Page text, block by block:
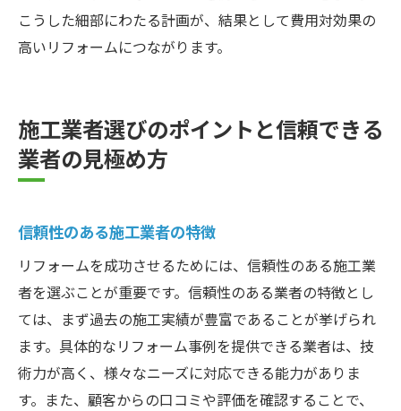
こうした細部にわたる計画が、結果として費用対効果の
高いリフォームにつながります。
施工業者選びのポイントと信頼できる
業者の見極め方
信頼性のある施工業者の特徴
リフォームを成功させるためには、信頼性のある施工業
者を選ぶことが重要です。信頼性のある業者の特徴とし
ては、まず過去の施工実績が豊富であることが挙げられ
ます。具体的なリフォーム事例を提供できる業者は、技
術力が高く、様々なニーズに対応できる能力がありま
す。また、顧客からの口コミや評価を確認することで、